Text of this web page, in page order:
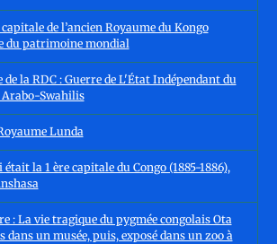
de l’ancien Royaume du Kongo
du patrimoine mondial
la RDC : Guerre de L'État Indépendant du
Arabo-Swahilis
Lunda
la 1 ère capitale du Congo (1885-1886),
: La vie tragique du pygmée congolais Ota
dans un musée, puis, exposé dans un zoo à